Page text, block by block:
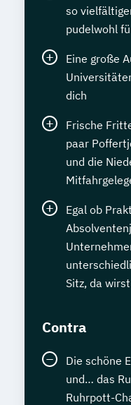
so
pudelwohl
Eine große
dich
Frische
paar
und die
Egal ob
Sitz, da
Contra
Die schöne
und… das
Ruhrpott-